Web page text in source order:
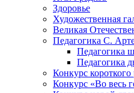
Здоровье
Художественная
Великая
Педагогика С.
Педагогика
Педагогика
Конкурс короткого
Конкурс «Во весь